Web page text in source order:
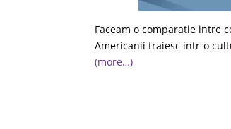
Faceam o comparatie intre
Americanii traiesc intr-o
(more…)